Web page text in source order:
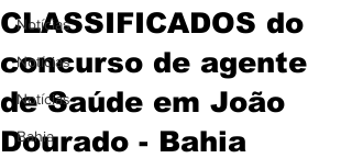
Notícias
Notícias
Notícias
Bahia
CLASSIFICADOS do
concurso de agente
de Saúde em João
Dourado - Bahia